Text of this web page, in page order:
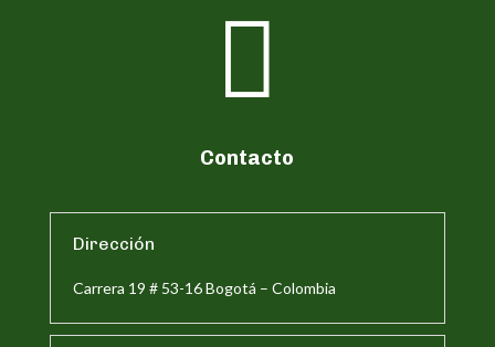

Contacto
Dirección
Carrera 19 # 53-16 Bogotá – Colombia